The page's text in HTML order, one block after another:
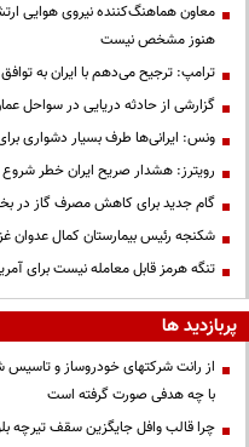
معاون هماهنگ‌کننده نیروی هوایی
هنوز مشخص نیست
ترامپ: ترجیح می‌دهم با ایران به
گزارشی از حادثه دریایی در سواحل
ونس: ایرانی‌ها طرف بسیار دشواری
رویترز: هشدار صریح ایران خطر
گام جدید برای کاهش مصرف گاز در
شکنجه رئیس بیمارستان کمال عدوان
تنگه هرمز قابل معامله نیست برای
پربازدید ها
از رانت‌ شرکتهای خودروساز و تاسیس
با چه هدفی صورت گرفته است
چرا قالب وافل جایگزین سقف تیرچه